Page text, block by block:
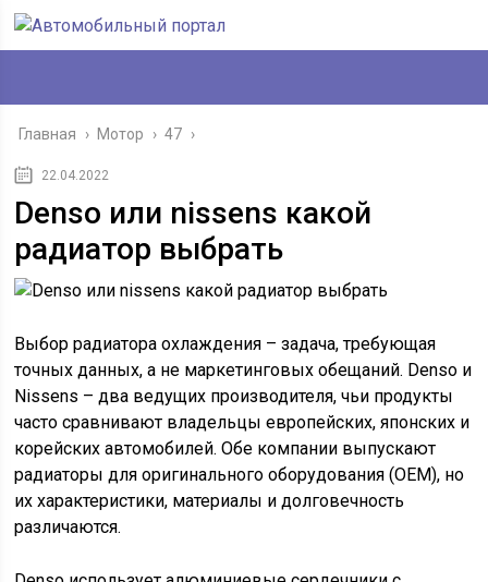
Главная › Мотор › 47 ›
22.04.2022
Denso или nissens какой
радиатор выбрать
Выбор радиатора охлаждения – задача, требующая
точных данных, а не маркетинговых обещаний. Denso и
Nissens – два ведущих производителя, чьи продукты
часто сравнивают владельцы европейских, японских и
корейских автомобилей. Обе компании выпускают
радиаторы для оригинального оборудования (OEM), но
их характеристики, материалы и долговечность
различаются.